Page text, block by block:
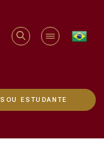
SOU ESTUDANTE